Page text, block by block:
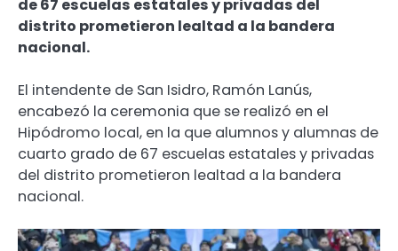
de 67 escuelas estatales y privadas del
distrito prometieron lealtad a la bandera
nacional.
El intendente de San Isidro, Ramón Lanús,
encabezó la ceremonia que se realizó en el
Hipódromo local, en la que alumnos y alumnas de
cuarto grado de 67 escuelas estatales y privadas
del distrito prometieron lealtad a la bandera
nacional.